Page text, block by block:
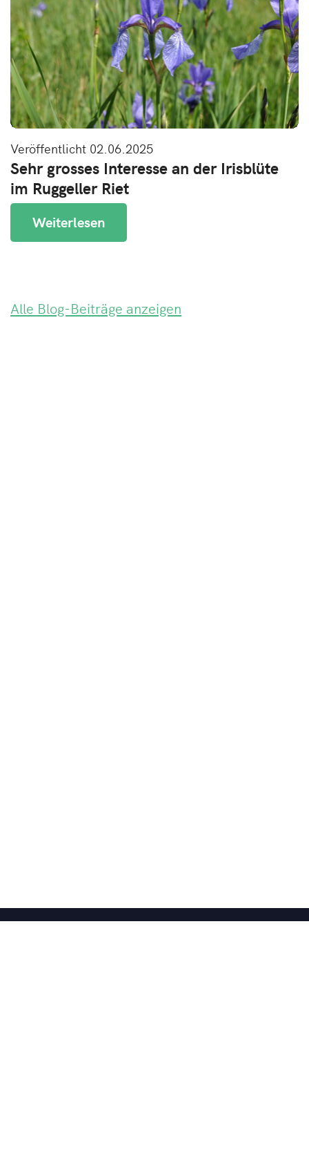
Veröffentlicht 02.06.2025
Sehr grosses Interesse an der Irisblüte
im Ruggeller Riet
Weiterlesen
Alle Blog-Beiträge anzeigen